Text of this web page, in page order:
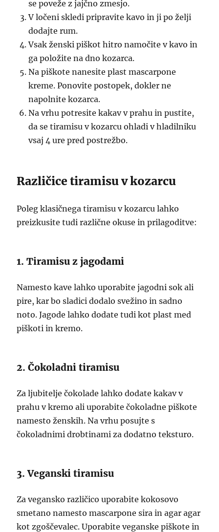
se poveže z jajčno zmesjo.
V ločeni skledi pripravite kavo in ji po želji
dodajte rum.
Vsak ženski piškot hitro namočite v kavo in
ga položite na dno kozarca.
Na piškote nanesite plast mascarpone
kreme. Ponovite postopek, dokler ne
napolnite kozarca.
Na vrhu potresite kakav v prahu in pustite,
da se tiramisu v kozarcu ohladi v hladilniku
vsaj 4 ure pred postrežbo.
Različice tiramisu v kozarcu
Poleg klasičnega tiramisu v kozarcu lahko
preizkusite tudi različne okuse in prilagoditve:
1. Tiramisu z jagodami
Namesto kave lahko uporabite jagodni sok ali
pire, kar bo sladici dodalo svežino in sadno
noto. Jagode lahko dodate tudi kot plast med
piškoti in kremo.
2. Čokoladni tiramisu
Za ljubitelje čokolade lahko dodate kakav v
prahu v kremo ali uporabite čokoladne piškote
namesto ženskih. Na vrhu posujte s
čokoladnimi drobtinami za dodatno teksturo.
3. Veganski tiramisu
Za vegansko različico uporabite kokosovo
smetano namesto mascarpone sira in agar agar
kot zgoščevalec. Uporabite veganske piškote in